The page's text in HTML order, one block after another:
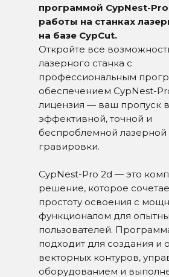
программой CypNest-
работы на станках
на базе CypCut.
Откройте все
лазерного станка с
профессиональным
обеспечением CypNest-
лицензия — ваш пропуск
эффективной, точной и
беспроблемной лазерной
гравировки.
CypNest-Pro 2d — это
решение, которое
простоту освоения с
функционалом для
пользователей.
подходит для создания и
векторных контуров,
оборудованием и